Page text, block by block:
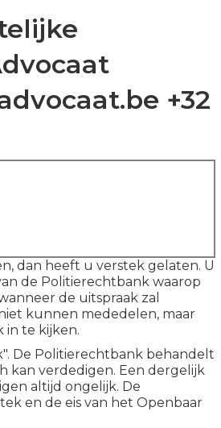
+32
dan heeft u verstek gelaten. U
de Politierechtbank waarop
de uitspraak zal
kunnen mededelen, maar
in te kijken.
De Politierechtbank behandelt
kan verdedigen. Een dergelijk
altijd ongelijk. De
en de eis van het Openbaar